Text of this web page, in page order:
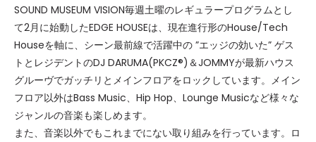
SOUND MUSEUM VISION毎週土曜のレギュラープログラムとし
て2月に始動したEDGE HOUSEは、現在進行形のHouse/Tech
Houseを軸に、シーン最前線で活躍中の ”エッジの効いた” ゲス
トとレジデントのDJ DARUMA(PKCZ®)＆JOMMYが最新ハウス
グルーヴでガッチリとメインフロアをロックしています。メイン
フロア以外はBass Music、Hip Hop、Lounge Musicなど様々な
ジャンルの音楽も楽しめます。
また、音楽以外でもこれまでにない取り組みを行っています。ロ